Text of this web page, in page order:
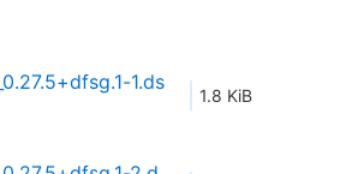
1.ds
1.8 KiB